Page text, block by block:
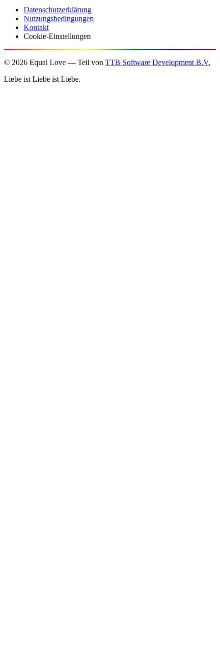
Datenschutzerklärung
Nutzungsbedingungen
Kontakt
Cookie-Einstellungen
© 2026 Equal Love — Teil von TTB Software Development B.V.
Liebe ist Liebe ist Liebe.